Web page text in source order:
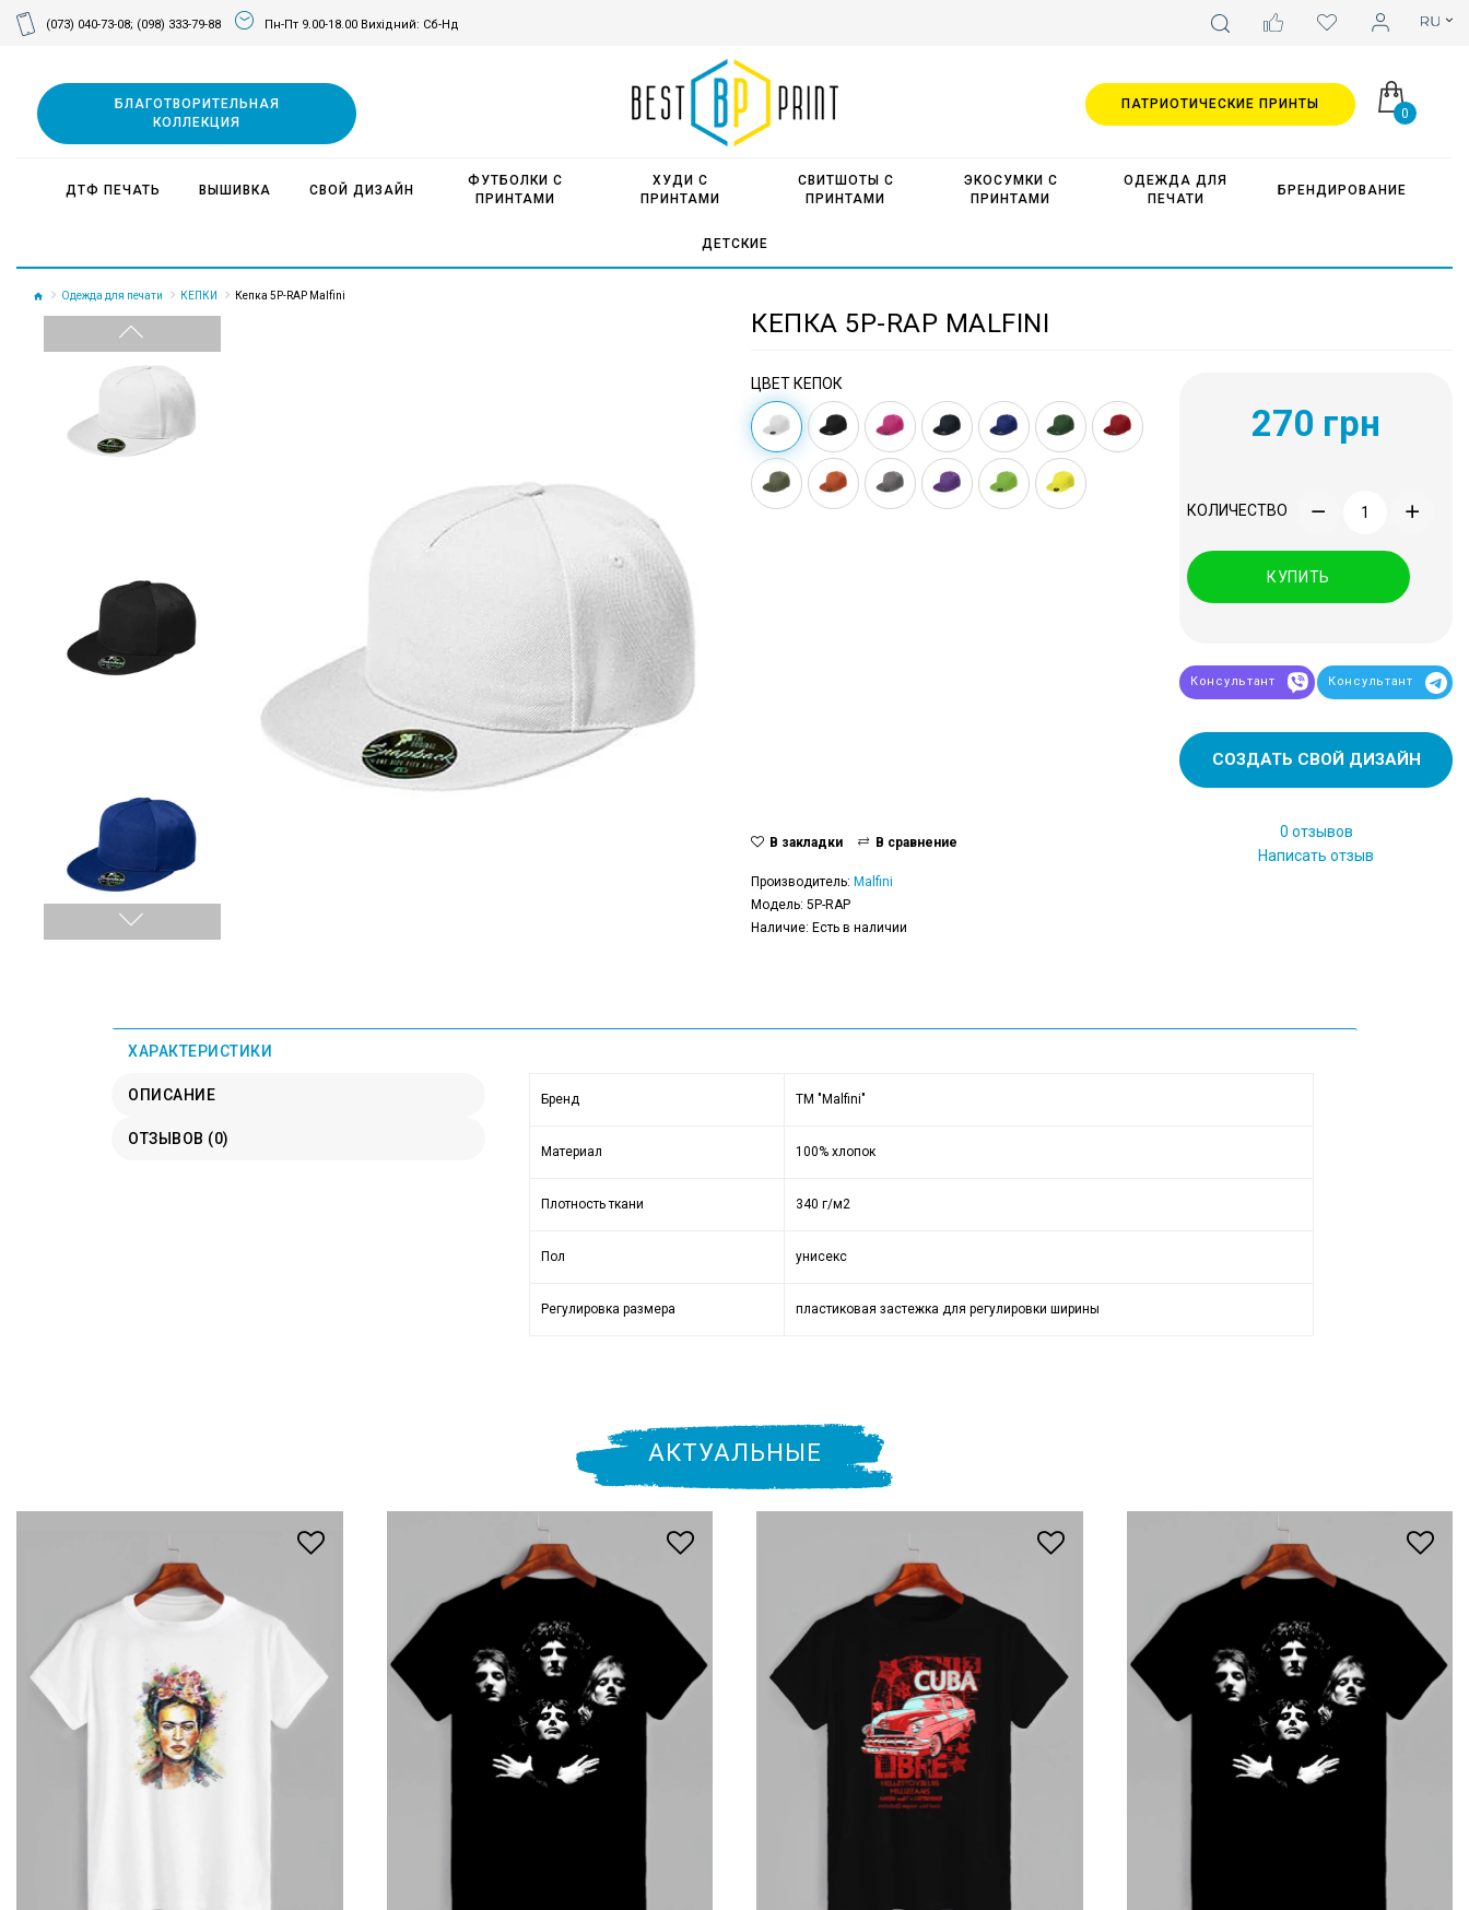
(073) 040-73-08; (098) 333-79-88 Пн-Пт 9.00-18.00 Вихідний: Сб-Нд
0
БЛАГОТВОРИТЕЛЬНАЯ
КОЛЛЕКЦИЯ
ДТФ ПЕЧАТЬ ВЫШИВКА СВОЙ ДИЗАЙН
ФУТБОЛКИ С
ПРИНТАМИ
ХУДИ С
ПРИНТАМИ
СВИТШОТЫ С
ПРИНТАМИ
ЭКОСУМКИ С
ПРИНТАМИ
ОДЕЖДА ДЛЯ
ПЕЧАТИ
БРЕНДИРОВАНИЕ
ДЕТСКИЕ
ПАТРИОТИЧЕСКИЕ ПРИНТЫ
Одежда для печати КЕПКИ Кепка 5P-RAP Malfini
КЕПКА 5P-RAP MALFINI
ЦВЕТ КЕПОК
270 грн
КОЛИЧЕСТВО
КУПИТЬ
Консультант Консультант
СОЗДАТЬ СВОЙ ДИЗАЙН
В закладки В сравнение
Производитель: Malfini
Модель: 5P-RAP
Наличие: Есть в наличии
0 отзывов
Написать отзыв
ХАРАКТЕРИСТИКИ
ОПИСАНИЕ
ОТЗЫВОВ (0)
Бренд ТМ "Malfini"
Материал 100% хлопок
Плотность ткани 340 г/м2
Пол унисекс
Регулировка размера пластиковая застежка для регулировки ширины
АКТУАЛЬНЫЕ